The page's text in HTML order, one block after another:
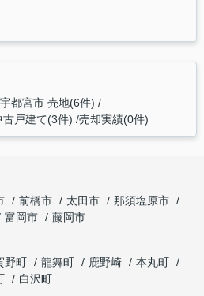
宇都宮市 売地(6件)
古戸建て(3件) 売却実績(0件)
前橋市 太田市
那須塩原市
富岡市
藤岡市
野町 龍舞町 鹿野崎
本丸町
白沢町